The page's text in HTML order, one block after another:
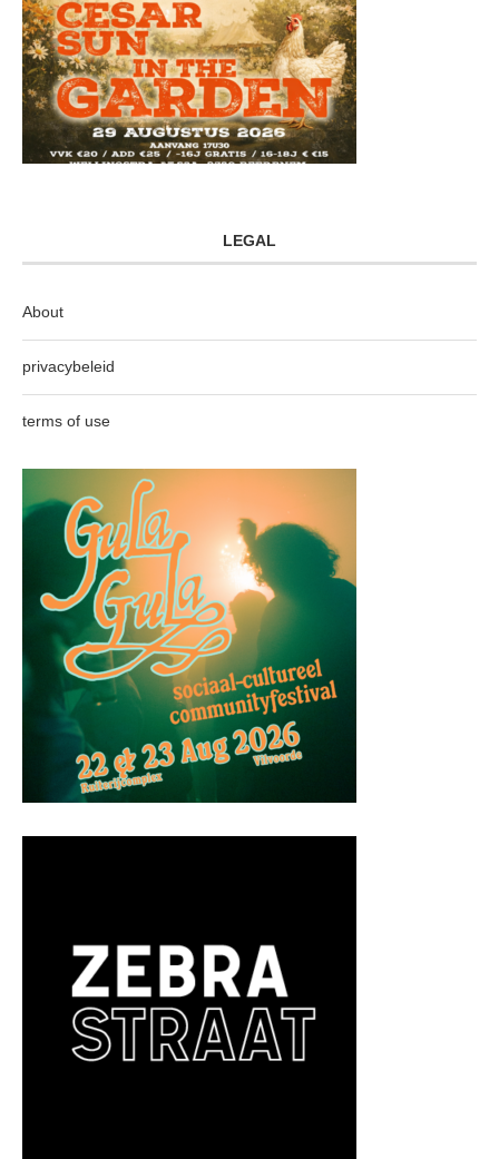
LEGAL
About
privacybeleid
terms of use